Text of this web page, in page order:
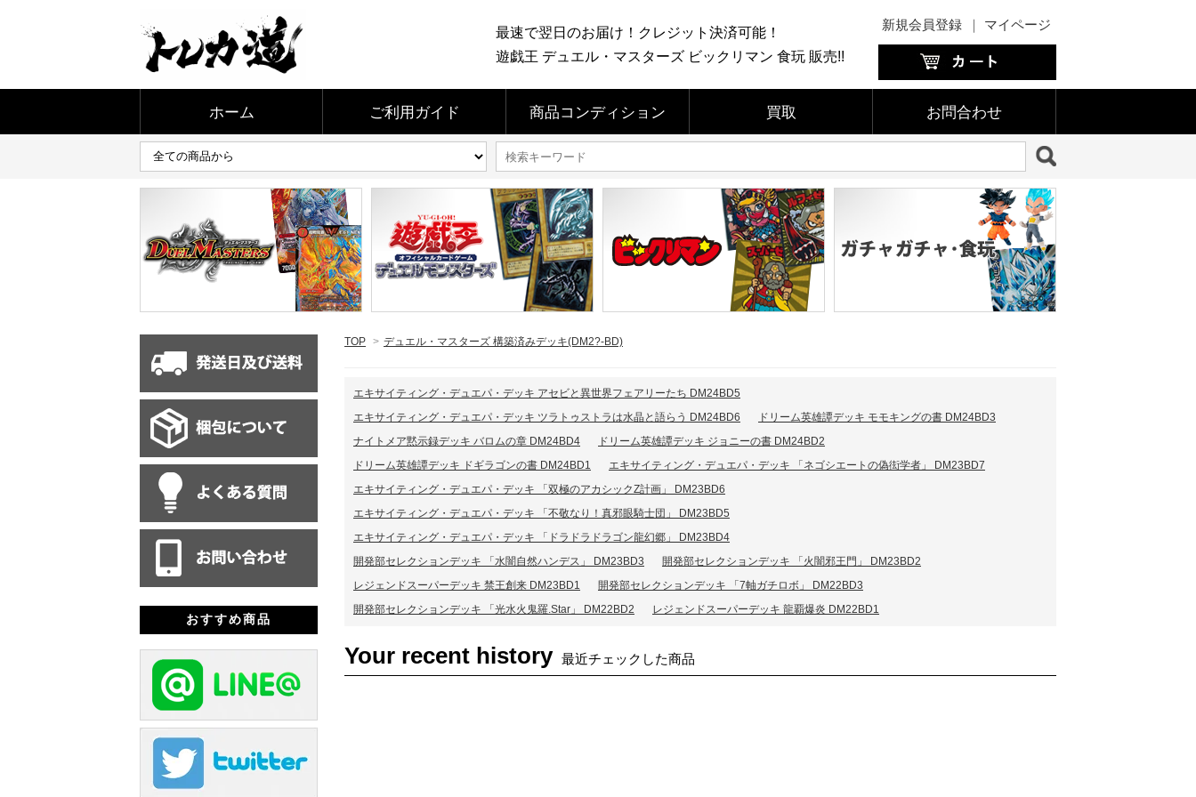
最速で翌日のお届け！クレジット決済可能！
遊戯王 デュエル・マスターズ ビックリマン 食玩 販売!!
新規会員登録 ｜ マイページ
ホーム ご利用ガイド 商品コンディション 買取 お問合わせ
TOP > デュエル・マスターズ 構築済みデッキ(DM2?-BD)
エキサイティング・デュエパ・デッキ アセビと異世界フェアリーたち DM24BD5
エキサイティング・デュエパ・デッキ ツラトゥストラは水晶と語らう DM24BD6
ドリーム英雄譚デッキ モモキングの書 DM24BD3
ナイトメア黙示録デッキ バロムの章 DM24BD4
ドリーム英雄譚デッキ ジョニーの書 DM24BD2
ドリーム英雄譚デッキ ドギラゴンの書 DM24BD1
エキサイティング・デュエパ・デッキ 「ネゴシエートの偽衒学者」 DM23BD7
エキサイティング・デュエパ・デッキ 「双極のアカシックZ計画」 DM23BD6
エキサイティング・デュエパ・デッキ 「不敬なり！真邪眼騎士団」 DM23BD5
エキサイティング・デュエパ・デッキ 「ドラドラドラゴン龍幻郷」 DM23BD4
開発部セレクションデッキ 「水闇自然ハンデス」 DM23BD3
開発部セレクションデッキ 「火闇邪王門」 DM23BD2
レジェンドスーパーデッキ 禁王創来 DM23BD1
開発部セレクションデッキ 「7軸ガチロボ」 DM22BD3
開発部セレクションデッキ 「光水火鬼羅.Star」 DM22BD2
レジェンドスーパーデッキ 龍覇爆炎 DM22BD1
Your recent history 最近チェックした商品
おすすめ商品